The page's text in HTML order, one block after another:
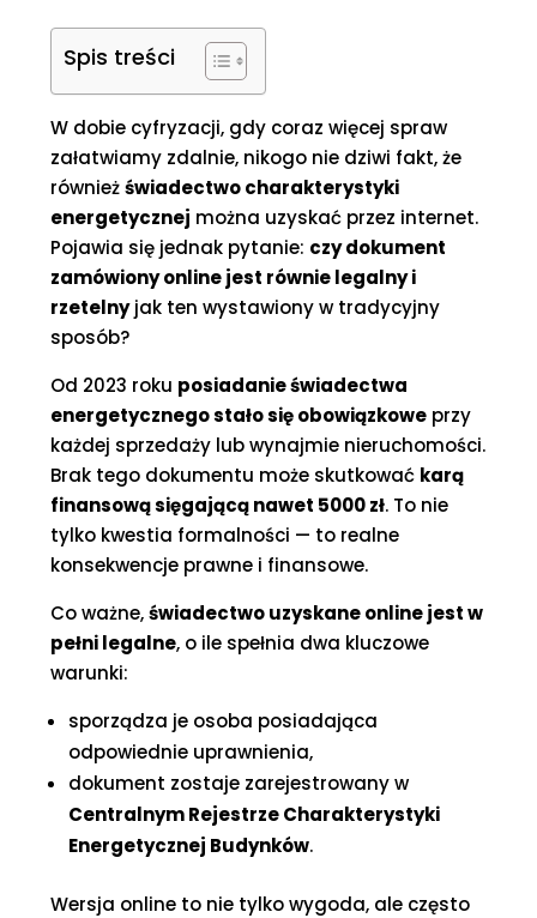
Spis treści
W dobie cyfryzacji, gdy coraz więcej spraw
załatwiamy zdalnie, nikogo nie dziwi fakt, że
równieżświadectwo charakterystyki
energetycznej można uzyskać przez internet.
Pojawia się jednak pytanie: czy dokument
zamówiony online jest równie legalny i
rzetelnyjak ten wystawiony w tradycyjny
sposób?
Od 2023 roku posiadanie świadectwa
energetycznego stało się obowiązkowe przy
każdej sprzedaży lub wynajmie nieruchomości.
Brak tego dokumentu może skutkować karą
finansową sięgającą nawet 5000 zł. To nie
tylko kwestia formalności — to realne
konsekwencje prawne i finansowe.
Co ważne,świadectwo uzyskane online jest w
pełni legalne, o ile spełnia dwa kluczowe
warunki:
sporządza je osoba posiadająca
odpowiednie uprawnienia,
dokument zostaje zarejestrowany w
Centralnym Rejestrze Charakterystyki
Energetycznej Budynków.
Wersja online to nie tylko wygoda, ale często